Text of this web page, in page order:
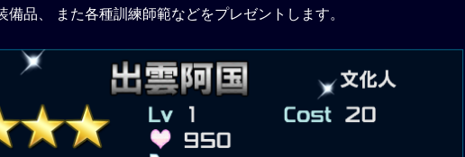
備品、 また各種訓練師範などをプレゼントします。